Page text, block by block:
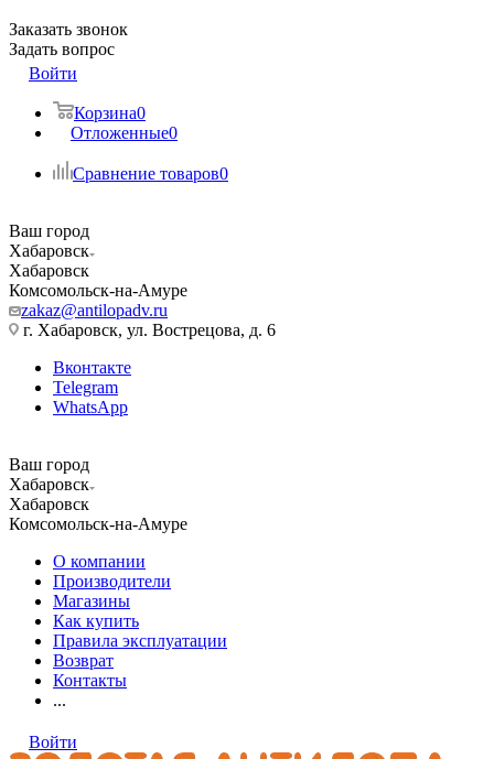
Заказать звонок
Задать вопрос
Войти
Корзина0
Отложенные0
Сравнение товаров0
Ваш город
Хабаровск
Хабаровск
Комсомольск-на-Амуре
zakaz@antilopadv.ru
г. Хабаровск, ул. Вострецова, д. 6
Вконтакте
Telegram
WhatsApp
Ваш город
Хабаровск
Хабаровск
Комсомольск-на-Амуре
О компании
Производители
Магазины
Как купить
Правила эксплуатации
Возврат
Контакты
...
Войти